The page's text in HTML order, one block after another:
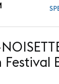
Festival